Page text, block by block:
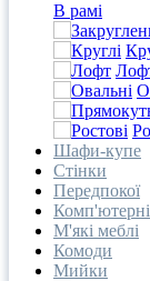
В рамі
Шафи-купе
Стінки
Передпокої
М'які меблі
Комоди
Мийки